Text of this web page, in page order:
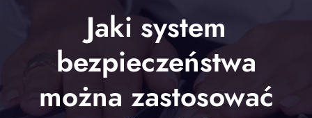
Jaki system
bezpieczeństwa
można zastosować